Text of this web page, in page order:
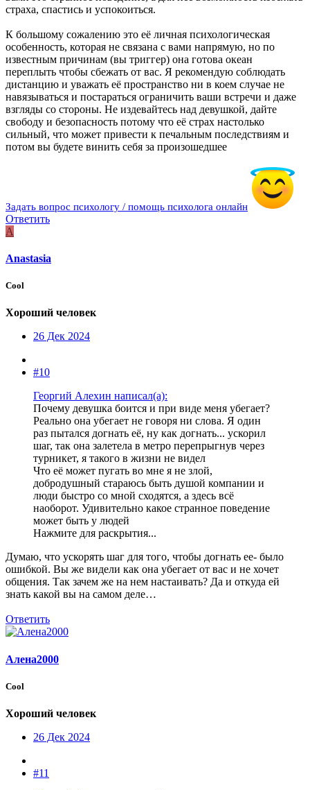
страха, спастись и успокоиться.
К большому сожалению это её личная психологическая
особенность, которая не связана с вами напрямую, но по
известным причинам (вы триггер) она готова океан
переплыть чтобы сбежать от вас. Я рекомендую соблюдать
дистанцию и уважать её пространство ни в коем случае не
навязываться и постараться ограничить ваши встречи и даже
взгляды со стороны. Не издевайтесь над девушкой, дайте
свободу и безопасность потому что её страх настолько
сильный, что может привести к печальным последствиям и
потом вы будете винить себя за произошедшее
Задать вопрос психологу / помощь психолога онлайн
Ответить
A
Anastasia
Cool
Хороший человек
26 Дек 2024
#10
Георгий Алехин написал(а):
Почему девушка боится и при виде меня убегает?
Реально она убегает не говоря ни слова. Я один
раз пытался догнать её, ну как догнать... ускорил
шаг, так она залетела в метро перепрыгнув через
турникет, я такого в жизни не видел
Что её может пугать во мне я не злой,
добродушный стараюсь быть душой компании и
люди быстро со мной сходятся, а здесь всё
наоборот. Удивительно какое странное поведение
может быть у людей
Нажмите для раскрытия...
Думаю, что ускорять шаг для того, чтобы догнать ее- было
ошибкой. Вы же видели как она убегает от вас и не хочет
общения. Так зачем же на нем настаивать? Да и откуда ей
знать какой вы на самом деле…
Ответить
Алена2000
Cool
Хороший человек
26 Дек 2024
#11